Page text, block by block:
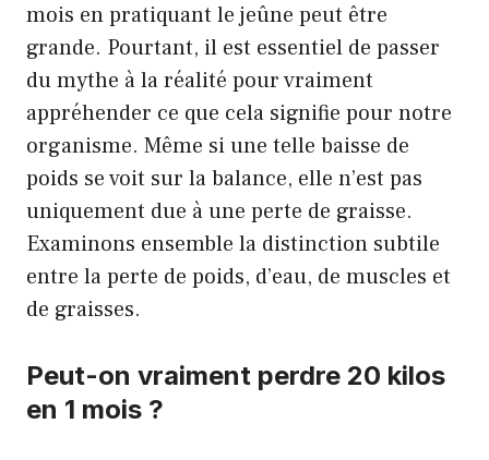
mois en pratiquant le jeûne peut être
grande. Pourtant, il est essentiel de passer
du mythe à la réalité pour vraiment
appréhender ce que cela signifie pour notre
organisme. Même si une telle baisse de
poids se voit sur la balance, elle n’est pas
uniquement due à une perte de graisse.
Examinons ensemble la distinction subtile
entre la perte de poids, d’eau, de muscles et
de graisses.
Peut-on vraiment perdre 20 kilos
en 1 mois ?